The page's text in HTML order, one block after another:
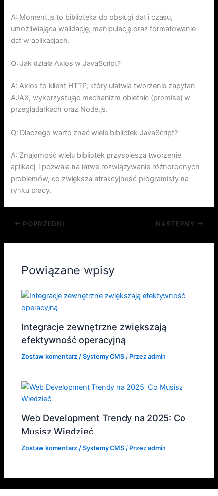
A: Moment.js to biblioteka do obsługi dat i czasu,
umożliwiająca walidację, manipulację oraz formatowanie
dat w aplikacjach.
Q: Jak działa Axios w JavaScript?
A: Axios to klient HTTP, który ułatwia tworzenie zapytań
AJAX, wykorzystując mechanizm obietnic (promise) w
przeglądarkach oraz Node.js.
Q: Dlaczego warto znać wiele bibliotek JavaScript?
A: Znajomość wielu bibliotek przyspiesza tworzenie
aplikacji i pozwala na łatwe rozwiązywanie różnorodnych
problemów, co zwiększa atrakcyjność programisty na
rynku pracy.
POPRZEDNI NASTĘPNY
Powiązane wpisy
Integracje zewnętrzne zwiększają
efektywność operacyjną
Zostaw komentarz /Systemy CMS / Przezadmin
Web Development Trendy na 2025: Co
Musisz Wiedzieć
Zostaw komentarz /Systemy CMS / Przezadmin